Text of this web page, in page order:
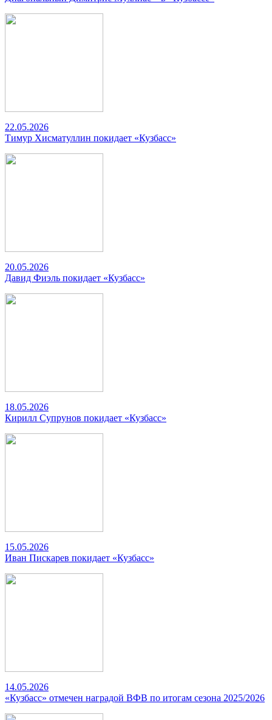
22.05.2026
Тимур Хисматуллин покидает «Кузбасс»
20.05.2026
Давид Фиэль покидает «Кузбасс»
18.05.2026
Кирилл Супрунов покидает «Кузбасс»
15.05.2026
Иван Пискарев покидает «Кузбасс»
14.05.2026
«Кузбасс» отмечен наградой ВФВ по итогам сезона 2025/2026